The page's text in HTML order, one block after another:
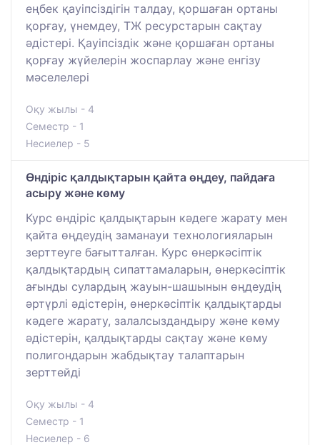
еңбек қауіпсіздігін талдау, қоршаған ортаны
қорғау, үнемдеу, ТЖ ресурстарын сақтау
әдістері. Қауіпсіздік және қоршаған ортаны
қорғау жүйелерін жоспарлау және енгізу
мәселелері
Оқу жылы - 4
Семестр - 1
Несиелер - 5
Өндіріс қалдықтарын қайта өңдеу, пайдаға
асыру және көму
Курс өндіріс қалдықтарын кәдеге жарату мен
қайта өңдеудің заманауи технологияларын
зерттеуге бағытталған. Курс өнеркәсіптік
қалдықтардың сипаттамаларын, өнеркәсіптік
ағынды сулардың жауын-шашынын өңдеудің
әртүрлі әдістерін, өнеркәсіптік қалдықтарды
кәдеге жарату, залалсыздандыру және көму
әдістерін, қалдықтарды сақтау және көму
полигондарын жабдықтау талаптарын
зерттейді
Оқу жылы - 4
Семестр - 1
Несиелер - 6